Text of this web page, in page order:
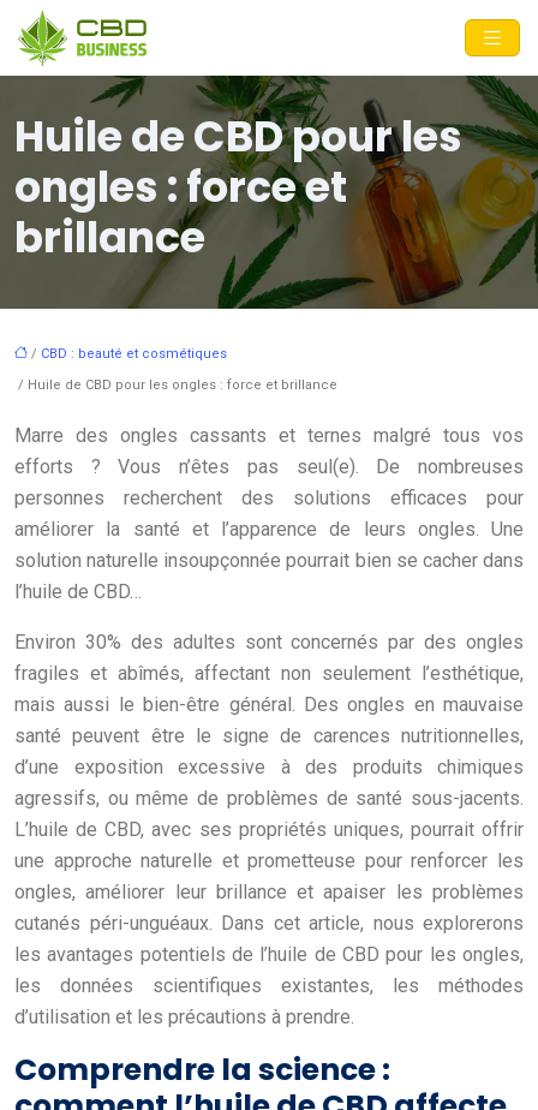
Huile de CBD pour les
ongles : force et
brillance
/ CBD : beauté et cosmétiques
/ Huile de CBD pour les ongles : force et brillance
Marre des ongles cassants et ternes malgré tous vos
efforts ? Vous n’êtes pas seul(e). De nombreuses
personnes recherchent des solutions efficaces pour
améliorer la santé et l’apparence de leurs ongles. Une
solution naturelle insoupçonnée pourrait bien se cacher dans
l’huile de CBD…
Environ 30% des adultes sont concernés par des ongles
fragiles et abîmés, affectant non seulement l’esthétique,
mais aussi le bien-être général. Des ongles en mauvaise
santé peuvent être le signe de carences nutritionnelles,
d’une exposition excessive à des produits chimiques
agressifs, ou même de problèmes de santé sous-jacents.
L’huile de CBD, avec ses propriétés uniques, pourrait offrir
une approche naturelle et prometteuse pour renforcer les
ongles, améliorer leur brillance et apaiser les problèmes
cutanés péri-unguéaux. Dans cet article, nous explorerons
les avantages potentiels de l’huile de CBD pour les ongles,
les données scientifiques existantes, les méthodes
d’utilisation et les précautions à prendre.
Comprendre la science :